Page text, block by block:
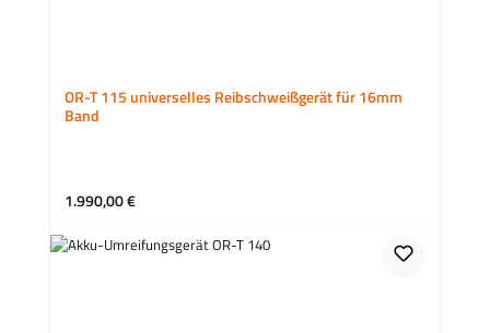
OR-T 115 universelles Reibschweißgerät für 16mm
Band
Regulärer Preis:
1.990,00 €